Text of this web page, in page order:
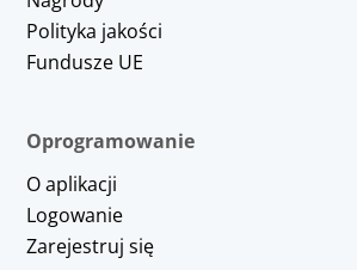
Polityka jakości
Fundusze UE
Oprogramowanie
O aplikacji
Logowanie
Zarejestruj się